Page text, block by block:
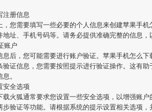
注册信息
，您需要填写一些必要的个人信息来创建苹果手机
地址、手机号码等。请务必提供准确完整的信息，
账户
息后，您可能需要进行账户验证。 苹果手机怎么下
验证信息，您需要按照提示进行验证操作。这有
。
安全选项
载火狐通常要求您设置一些安全选项，以增强账
步验证等功能。请根据系统的提示设置相关选项